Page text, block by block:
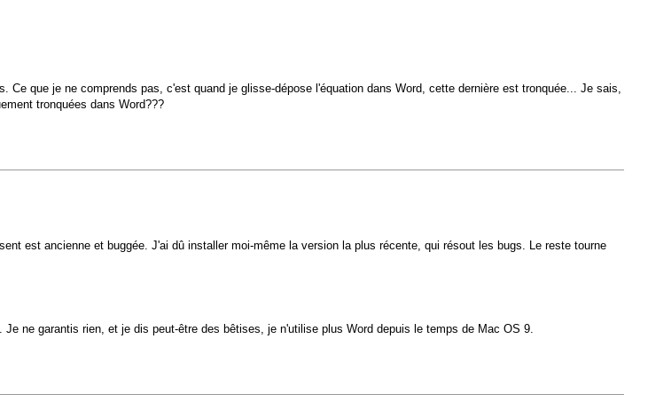
que je ne comprends pas, c'est quand je glisse-dépose l'équation dans Word, cette dernière est tronquée... Je sais,
tronquées dans Word???
est ancienne et buggée. J'ai dû installer moi-même la version la plus récente, qui résout les bugs. Le reste tourne
ne garantis rien, et je dis peut-être des bêtises, je n'utilise plus Word depuis le temps de Mac OS 9.